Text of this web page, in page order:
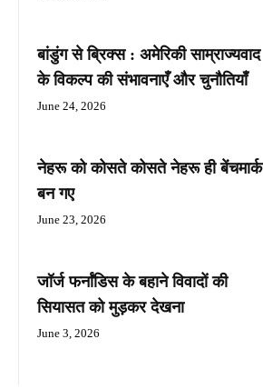
बांडुंग से ब्रिक्स : अमेरिकी साम्राज्यवाद
के विकल्प की संभावनाएँ और चुनौतियाँ
June 24, 2026
नेहरू को कोसते कोसते नेहरू ही बेंचमार्क
बन गए
June 23, 2026
जॉर्ज फर्नांडिस के बहाने विवादों की
सियासत को मुड़कर देखना
June 3, 2026